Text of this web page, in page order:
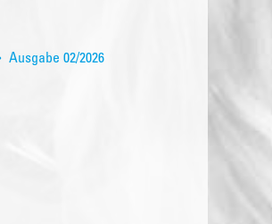
Ausgabe 02/2026